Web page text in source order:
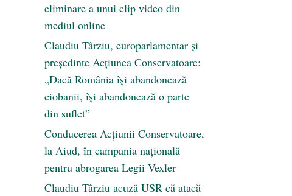
eliminare a unui clip video din
mediul online
Claudiu Târziu, europarlamentar și
președinte Acțiunea Conservatoare:
„Dacă România își abandonează
ciobanii, își abandonează o parte
din suflet”
Conducerea Acțiunii Conservatoare,
la Aiud, în campania națională
pentru abrogarea Legii Vexler
Claudiu Târziu acuză USR că atacă